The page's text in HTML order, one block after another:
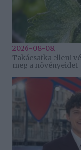
2026-08-08.
Takácsatka elleni
meg a növényeidet